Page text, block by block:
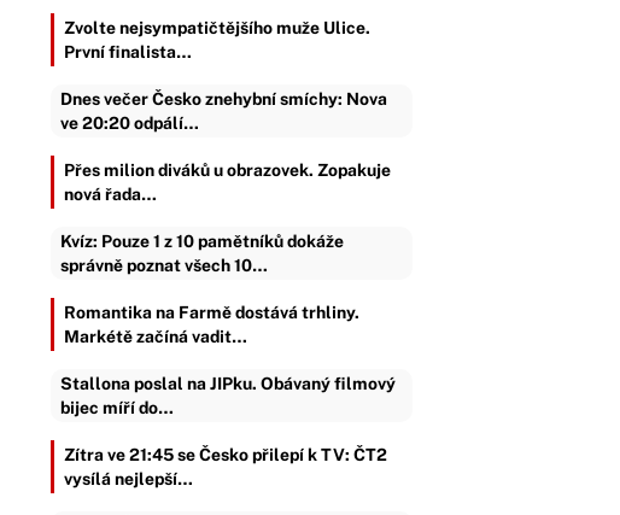
Zvolte nejsympatičtějšího muže Ulice.
První finalista…
Dnes večer Česko znehybní smíchy: Nova
ve 20:20 odpálí…
Přes milion diváků u obrazovek. Zopakuje
nová řada…
Kvíz: Pouze 1 z 10 pamětníků dokáže
správně poznat všech 10…
Romantika na Farmě dostává trhliny.
Markétě začíná vadit…
Stallona poslal na JIPku. Obávaný filmový
bijec míří do…
Zítra ve 21:45 se Česko přilepí k TV: ČT2
vysílá nejlepší…